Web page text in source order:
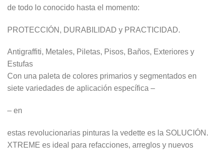
de todo lo conocido hasta el momento:
PROTECCIÓN, DURABILIDAD y PRACTICIDAD.
Antigraffiti, Metales, Piletas, Pisos, Baños, Exteriores y
Estufas
Con una paleta de colores primarios y segmentados en
siete variedades de aplicación específica –
– en
estas revolucionarias pinturas la vedette es la SOLUCIÓN.
XTREME es ideal para refacciones, arreglos y nuevos